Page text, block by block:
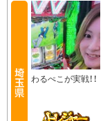
わるぺこが実戦！！